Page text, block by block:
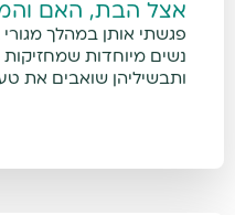
אצל הבת, האם
פגשתי אותן במהלך
ותבשיליהן שואבים את